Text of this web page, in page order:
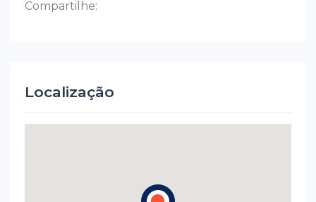
Compartilhe:
Localização